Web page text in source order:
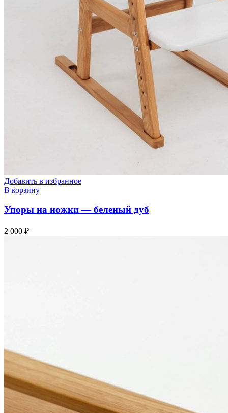
Добавить в избранное
В корзину
Упоры на ножки — беленый дуб
2 000 ₽